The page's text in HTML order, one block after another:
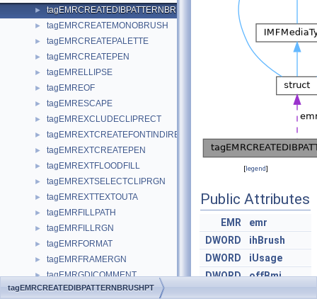
► tagEMRCREATEDIBPATTERNBRUSHPT
► tagEMRCREATEMONOBRUSH
► tagEMRCREATEPALETTE
► tagEMRCREATEPEN
► tagEMRELLIPSE
► tagEMREOF
► tagEMRESCAPE
► tagEMREXCLUDECLIPRECT
► tagEMREXTCREATEFONTINDIRECTW
► tagEMREXTCREATEPEN
► tagEMREXTFLOODFILL
► tagEMREXTSELECTCLIPRGN
► tagEMREXTTEXTOUTA
► tagEMRFILLPATH
► tagEMRFILLRGN
► tagEMRFORMAT
► tagEMRFRAMERGN
► tagEMRGDICOMMENT
► tagEMRGRADIENTFILL
[legend]
Public Attributes
EMR
emr
DWORD
ihBrush
DWORD
iUsage
DWORD
offBmi
tagEMRCREATEDIBPATTERNBRUSHPT